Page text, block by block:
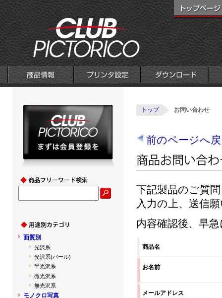
トップ お問い合わせ
前のページへ
下記製品のご質
入力の上、送信
内容確認後、早
商品名
お名前
メールアドレス
面質別
光沢系
光沢系(パール)
半光沢系
微光沢系
無光沢系
モノクロ写真